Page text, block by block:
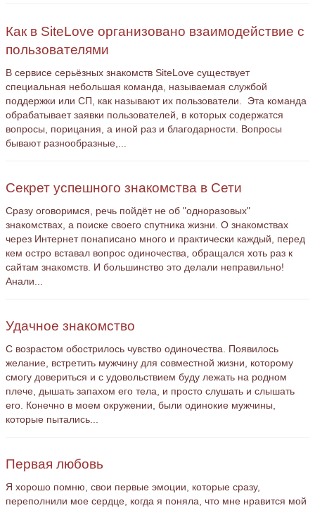
Как в SiteLove организовано взаимодействие с
пользователями
В сервисе серьёзных знакомств SiteLove существует
специальная небольшая команда, называемая службой
поддержки или СП, как называют их пользователи. Эта команда
обрабатывает заявки пользователей, в которых содержатся
вопросы, порицания, а иной раз и благодарности. Вопросы
бывают разнообразные,...
Секрет успешного знакомства в Сети
Сразу оговоримся, речь пойдёт не об "одноразовых"
знакомствах, а поиске своего спутника жизни. О знакомствах
через Интернет понаписано много и практически каждый, перед
кем остро вставал вопрос одиночества, обращался хоть раз к
сайтам знакомств. И большинство это делали неправильно!
Анали...
Удачное знакомство
С возрастом обострилось чувство одиночества. Появилось
желание, встретить мужчину для совместной жизни, которому
смогу довериться и с удовольствием буду лежать на родном
плече, дышать запахом его тела, и просто слушать и слышать
его. Конечно в моем окружении, были одинокие мужчины,
которые пытались...
Первая любовь
Я хорошо помню, свои первые эмоции, которые сразу,
переполнили мое сердце, когда я поняла, что мне нравится мой